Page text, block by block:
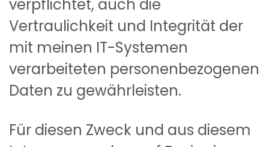
verpflichtet, auch die
Vertraulichkeit und Integrität der
mit meinen IT-Systemen
verarbeiteten personenbezogenen
Daten zu gewährleisten.
Für diesen Zweck und aus diesem